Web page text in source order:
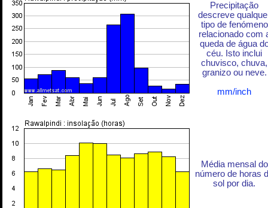
Precipitação
descreve
tipo de fenómeno
relacionado com
queda de água
céu. Isto inclui
chuvisco, chuva,
granizo ou neve.
mm/inch
Média mensal do
número de horas
sol por dia.